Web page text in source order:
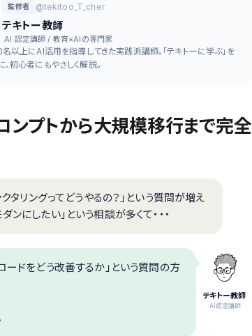
監修者 @tekitoo_T_cher
テキトー教師
.AI 認定講師 / 教育×AIの専門家
以上にAI活用を指導してきた実践派講師。「テキトーに学ぶ」を
、初心者にもやさしく解説。
ンプトから大規模移行まで完全
タリングってどうやるの？」という質問が増え
にしたい」という相談が多くて・・・
テキトー教師
.AI認定講師
ードをどう改善するか」という質問の方